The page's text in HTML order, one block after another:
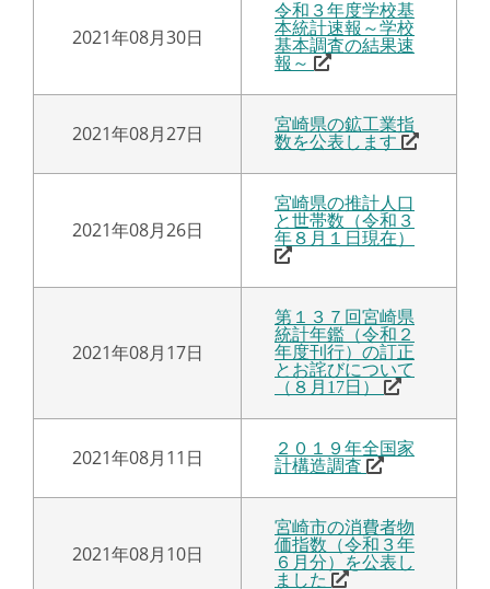
2021年08月30日
令和３年度学校基
本統計速報～学校
基本調査の結果速
報～
2021年08月27日
宮崎県の鉱工業指
数を公表します
2021年08月26日
宮崎県の推計人口
と世帯数（令和３
年８月１日現在）
2021年08月17日
第１３７回宮崎県
統計年鑑（令和２
年度刊行）の訂正
とお詫びについて
（８月17日）
2021年08月11日
２０１９年全国家
計構造調査
2021年08月10日
宮崎市の消費者物
価指数（令和３年
６月分）を公表し
ました